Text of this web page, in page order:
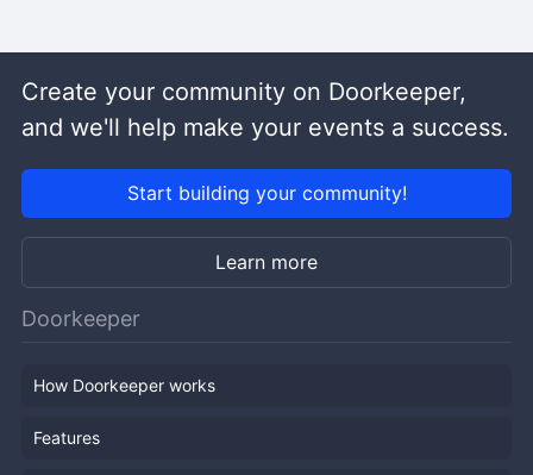
Create your community on Doorkeeper,
and we'll help make your events a success.
Start building your community!
Learn more
Doorkeeper
How Doorkeeper works
Features